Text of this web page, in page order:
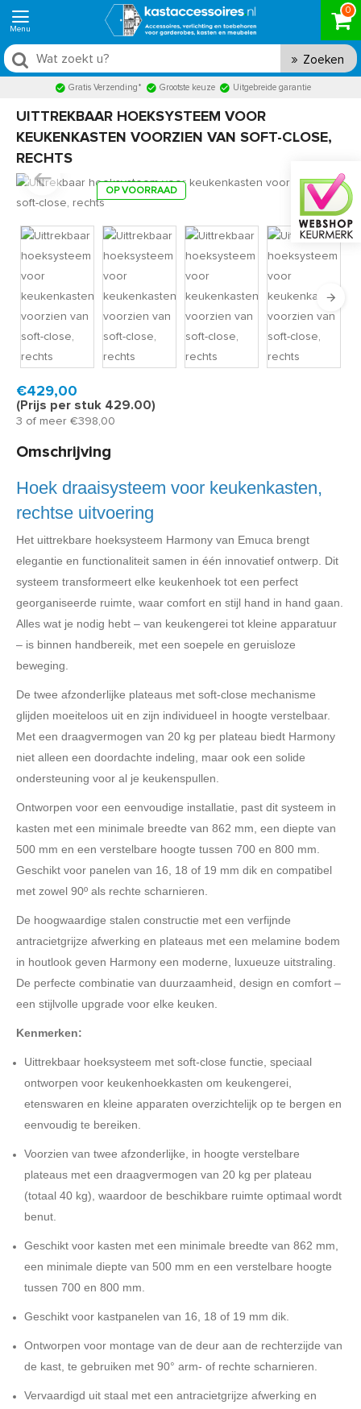
0
Zoeken
Gratis Verzending* Grootste keuze Uitgebreide garantie
UITTREKBAAR HOEKSYSTEEM VOOR
KEUKENKASTEN VOORZIEN VAN SOFT-CLOSE,
RECHTS
OP VOORRAAD
Binnen 5 tot 10 werkdagen geleverd
€429,00
(Prijs per stuk 429.00)
3 of meer €398,00
Omschrijving
Hoek draaisysteem voor keukenkasten,
rechtse uitvoering
Het uittrekbare hoeksysteem Harmony van Emuca brengt
elegantie en functionaliteit samen in één innovatief ontwerp. Dit
systeem transformeert elke keukenhoek tot een perfect
georganiseerde ruimte, waar comfort en stijl hand in hand gaan.
Alles wat je nodig hebt – van keukengerei tot kleine apparatuur
– is binnen handbereik, met een soepele en geruisloze
beweging.
De twee afzonderlijke plateaus met soft-close mechanisme
glijden moeiteloos uit en zijn individueel in hoogte verstelbaar.
Met een draagvermogen van 20 kg per plateau biedt Harmony
niet alleen een doordachte indeling, maar ook een solide
ondersteuning voor al je keukenspullen.
Ontworpen voor een eenvoudige installatie, past dit systeem in
kasten met een minimale breedte van 862 mm, een diepte van
500 mm en een verstelbare hoogte tussen 700 en 800 mm.
Geschikt voor panelen van 16, 18 of 19 mm dik en compatibel
met zowel 90º als rechte scharnieren.
De hoogwaardige stalen constructie met een verfijnde
antracietgrijze afwerking en plateaus met een melamine bodem
in houtlook geven Harmony een moderne, luxueuze uitstraling.
De perfecte combinatie van duurzaamheid, design en comfort –
een stijlvolle upgrade voor elke keuken.
Kenmerken:
Uittrekbaar hoeksysteem met soft-close functie, speciaal
ontworpen voor keukenhoekkasten om keukengerei,
etenswaren en kleine apparaten overzichtelijk op te bergen en
eenvoudig te bereiken.
Voorzien van twee afzonderlijke, in hoogte verstelbare
plateaus met een draagvermogen van 20 kg per plateau
(totaal 40 kg), waardoor de beschikbare ruimte optimaal wordt
benut.
Geschikt voor kasten met een minimale breedte van 862 mm,
een minimale diepte van 500 mm en een verstelbare hoogte
tussen 700 en 800 mm.
Geschikt voor kastpanelen van 16, 18 of 19 mm dik.
Ontworpen voor montage van de deur aan de rechterzijde van
de kast, te gebruiken met 90° arm- of rechte scharnieren.
Vervaardigd uit staal met een antracietgrijze afwerking en